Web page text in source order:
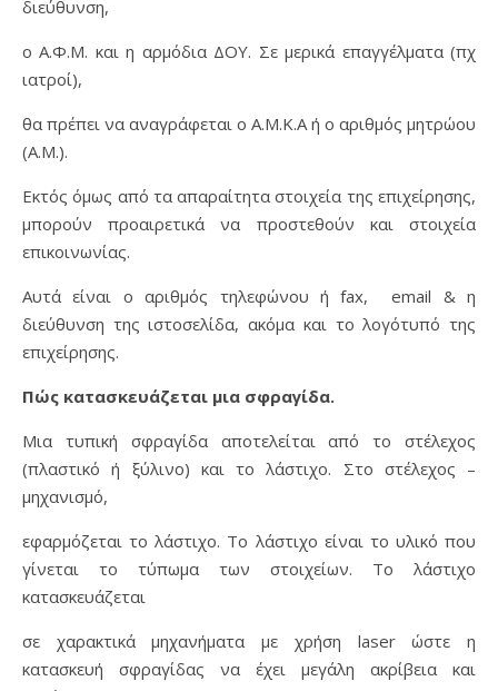
διεύθυνση,
ο Α.Φ.Μ. και η αρμόδια ΔΟΥ. Σε μερικά επαγγέλματα (πχ
ιατροί),
θα πρέπει να αναγράφεται ο Α.Μ.Κ.Α ή ο αριθμός μητρώου
(Α.Μ.).
Εκτός όμως από τα απαραίτητα στοιχεία της επιχείρησης,
μπορούν προαιρετικά να προστεθούν και στοιχεία
επικοινωνίας.
Αυτά είναι ο αριθμός τηλεφώνου ή fax, email & η
διεύθυνση της ιστοσελίδα, ακόμα και το λογότυπό της
επιχείρησης.
Πώς κατασκευάζεται μια σφραγίδα.
Μια τυπική σφραγίδα αποτελείται από το στέλεχος
(πλαστικό ή ξύλινο) και το λάστιχο. Στο στέλεχος –
μηχανισμό,
εφαρμόζεται το λάστιχο. Το λάστιχο είναι το υλικό που
γίνεται το τύπωμα των στοιχείων. Το λάστιχο
κατασκευάζεται
σε χαρακτικά μηχανήματα με χρήση laser ώστε η
κατασκευή σφραγίδας να έχει μεγάλη ακρίβεια και